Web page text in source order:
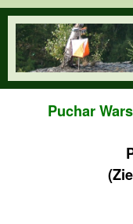
Puchar